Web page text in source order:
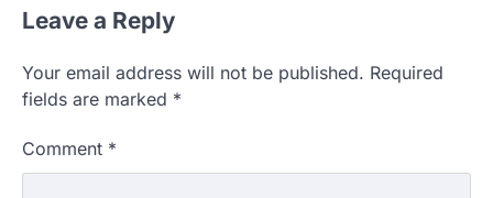
Leave a Reply
Your email address will not be published. Required
fields are marked *
Comment *